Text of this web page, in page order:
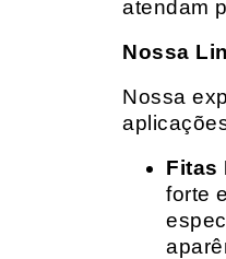
atendam
Nossa
Nossa
Fitas
forte